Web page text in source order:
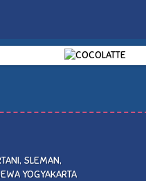
SLEMAN,
YOGYAKARTA